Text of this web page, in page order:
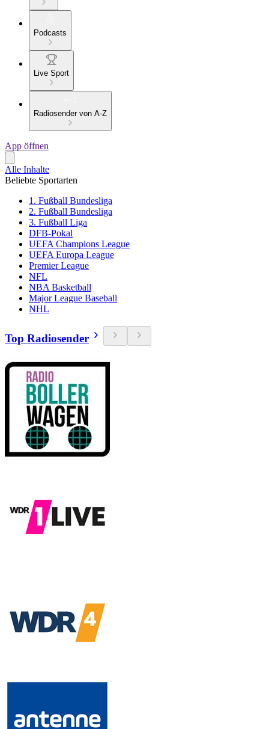
Podcasts
Live Sport
Radiosender von A-Z
App öffnen
Alle Inhalte
Beliebte Sportarten
1. Fußball Bundesliga
2. Fußball Bundesliga
3. Fußball Liga
DFB-Pokal
UEFA Champions League
UEFA Europa League
Premier League
NFL
NBA Basketball
Major League Baseball
NHL
Top Radiosender